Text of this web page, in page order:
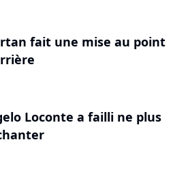
fait une mise au point
Loconte a failli ne plus